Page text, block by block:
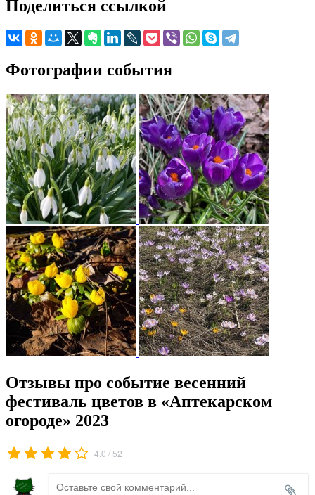
Поделиться ссылкой
Фотографии события
Отзывы про событие весенний
фестиваль цветов в «Аптекарском
огороде» 2023
4.0 / 52